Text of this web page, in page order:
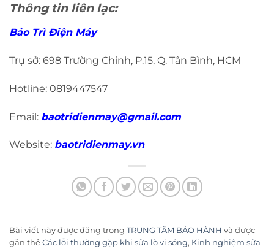
Thông tin liên lạc:
Bảo Trì Điện Máy
Trụ sở: 698 Trường Chinh, P.15, Q. Tân Bình, HCM
Hotline: 0819447547
Email: baotridienmay@gmail.com
Website: baotridienmay.vn
Bài viết này được đăng trong TRUNG TÂM BẢO HÀNH và được
gắn thẻ Các lỗi thường gặp khi sửa lò vi sóng, Kinh nghiệm sửa